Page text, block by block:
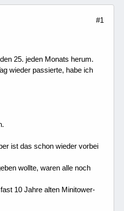
#1
25. jeden Monats herum.
wieder passierte, habe ich
ist das schon wieder vorbei
wollte, waren alle noch
10 Jahre alten Minitower-